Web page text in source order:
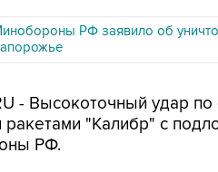
РФ заявило об
- Высокоточный удар
"Калибр" с
РФ.